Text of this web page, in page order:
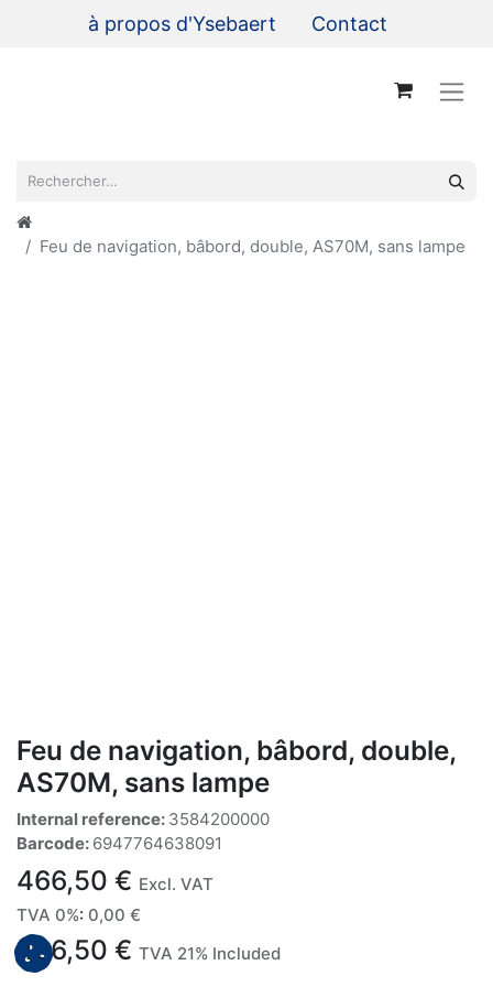
à propos d'Ysebaert Contact
Feu de navigation, bâbord, double, AS70M, sans lampe
Feu de navigation, bâbord, double,
AS70M, sans lampe
Internal reference: 3584200000
Barcode: 6947764638091
466,50 € Excl. VAT
TVA 0%: 0,00 €
466,50 € TVA 21% Included